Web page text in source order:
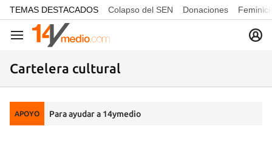
common.go-to-content
TEMAS DESTACADOS Colapso del SEN Donaciones
Navegación
Cartelera cultural
APOYO Para ayudar a 14ymedio